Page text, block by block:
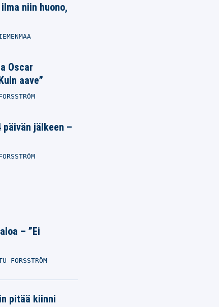
niin huono,
Oscar
aave”
jälkeen –
– ”Ei
FORSSTRÖM
pitää kiinni